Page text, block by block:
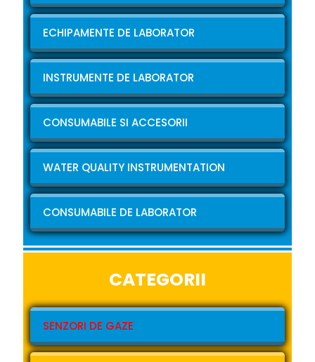
ECHIPAMENTE DE LABORATOR
INSTRUMENTE DE LABORATOR
CONSUMABILE SI ACCESORII
WATER QUALITY INSTRUMENTATION
CONSUMABILE DE LABORATOR
CATEGORII
SENZORI DE GAZE